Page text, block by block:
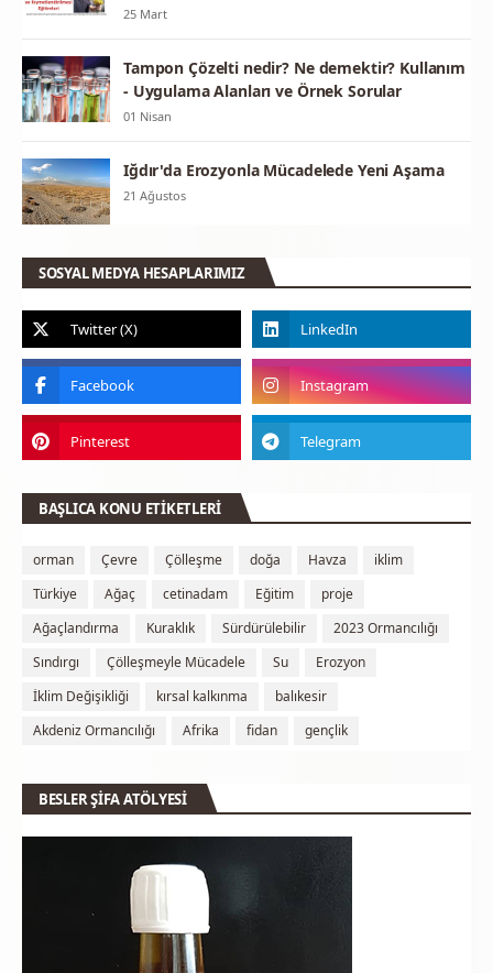
25 Mart
Tampon Çözelti nedir? Ne demektir? Kullanım
- Uygulama Alanları ve Örnek Sorular
01 Nisan
Iğdır'da Erozyonla Mücadelede Yeni Aşama
21 Ağustos
SOSYAL MEDYA HESAPLARIMIZ
BAŞLICA KONU ETİKETLERİ
orman Çevre Çölleşme doğa Havza
iklim
Türkiye
Ağaç cetinadam Eğitim
proje
Ağaçlandırma
Kuraklık Sürdürülebilir
2023 Ormancılığı
Sındırgı
Çölleşmeyle Mücadele Su
Erozyon
İklim Değişikliği
kırsal kalkınma
balıkesir
Akdeniz Ormancılığı
Afrika fidan gençlik
BESLER ŞİFA ATÖLYESİ